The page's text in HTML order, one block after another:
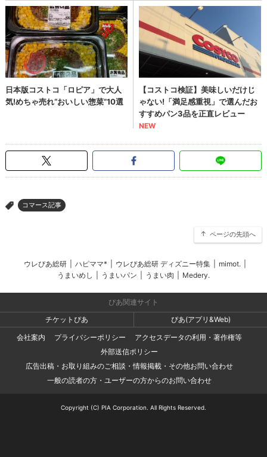
> コマース記事
ページの先頭へ
ウレぴあ総研 ハピママ* ウレぴあ総研 ディズニー特集 mimot.
うまいめし
うまいパン うまい肉 Medery.
ぴあ関連サイト
チケットぴあ
ぴあ(アプリ&Web)
会社案内
プライバシーポリシー
アクセスデータの利用・著作権等
外部送信ポリシー
広告出稿・お取り組みのご相談・情報掲載・その他お問い合わせ
一般の読者の方・ユーザーの方からのお問い合わせ
Copyright (C) PIA Corporation. All Rights Reserved.